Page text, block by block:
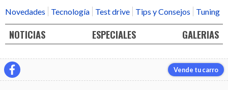
Novedades
Tecnología Test drive Tips y Consejos Tuning
NOTICIAS ESPECIALES GALERIAS
Vende tu carro